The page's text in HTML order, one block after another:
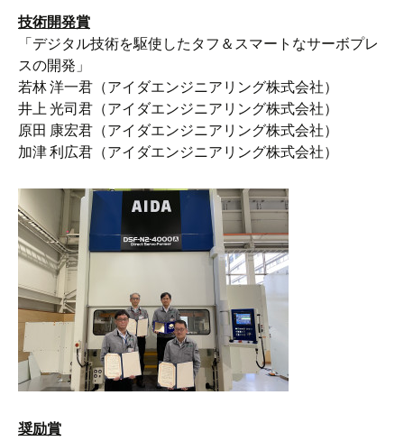
技術開発賞
「デジタル技術を駆使したタフ＆スマートなサーボプレ
スの開発」
若林 洋一君（アイダエンジニアリング株式会社）
井上 光司君（アイダエンジニアリング株式会社）
原田 康宏君（アイダエンジニアリング株式会社）
加津 利広君（アイダエンジニアリング株式会社）
奨励賞